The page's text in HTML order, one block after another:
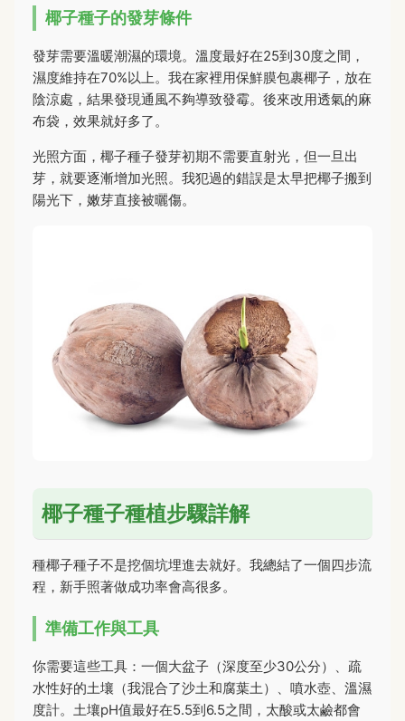
椰子種子的發芽條件
發芽需要溫暖潮濕的環境。溫度最好在25到30度之間，
濕度維持在70%以上。我在家裡用保鮮膜包裹椰子，放在
陰涼處，結果發現通風不夠導致發霉。後來改用透氣的麻
布袋，效果就好多了。
光照方面，椰子種子發芽初期不需要直射光，但一旦出
芽，就要逐漸增加光照。我犯過的錯誤是太早把椰子搬到
陽光下，嫩芽直接被曬傷。
椰子種子種植步驟詳解
種椰子種子不是挖個坑埋進去就好。我總結了一個四步流
程，新手照著做成功率會高很多。
準備工作與工具
你需要這些工具：一個大盆子（深度至少30公分）、疏
水性好的土壤（我混合了沙土和腐葉土）、噴水壺、溫濕
度計。土壤pH值最好在5.5到6.5之間，太酸或太鹼都會